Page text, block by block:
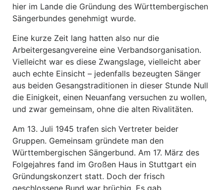
hier im Lande die Gründung des Württembergischen
Sängerbundes genehmigt wurde.
Eine kurze Zeit lang hatten also nur die
Arbeitergesangvereine eine Verbandsorganisation.
Vielleicht war es diese Zwangslage, vielleicht aber
auch echte Einsicht – jedenfalls bezeugten Sänger
aus beiden Gesangstraditionen in dieser Stunde Null
die Einigkeit, einen Neuanfang versuchen zu wollen,
und zwar gemeinsam, ohne die alten Rivalitäten.
Am 13. Juli 1945 trafen sich Vertreter beider
Gruppen. Gemeinsam gründete man den
Württembergischen Sängerbund. Am 17. März des
Folgejahres fand im Großen Haus in Stuttgart ein
Gründungskonzert statt. Doch der frisch
geschlossene Bund war brüchig. Es gab